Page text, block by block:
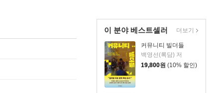
이 분야 베스트셀러
커뮤니티 빌더들
백영선(록담) 저
19,800원 (10% 할인)
더보기